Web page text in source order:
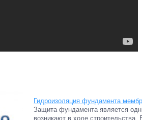
Гидроизоляция фундамента
Защита фундамента является
возникают в ходе